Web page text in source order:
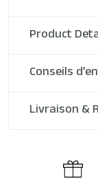
Product
Conseils
Livraison &